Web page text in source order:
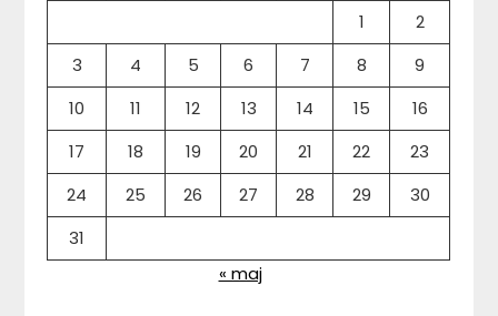
1
2
3
4 5 6 7 8
9
10
11 12 13 14 15
16
17
18 19 20 21 22
23
24
25 26 27 28 29
30
31
« maj